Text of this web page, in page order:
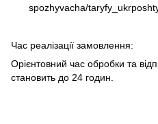
spozhyvacha/
Час реалізації замовлення:
Орієнтовний час обробки та
становить до 24 годин.